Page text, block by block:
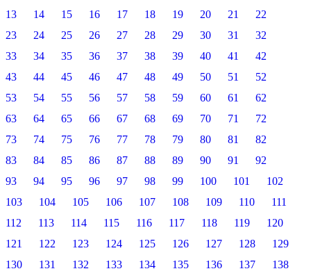
13
14 15 16 17 18 19 20 21
22
23
24 25 26 27 28 29 30 31
32
33
34 35 36 37 38 39 40 41
42
43
44 45 46 47 48 49 50 51
52
53
54 55 56 57 58 59 60 61
62
63
64 65 66 67 68 69 70 71
72
73
74 75 76 77 78 79 80 81
82
83
84 85 86 87 88 89 90 91
92
93
94 95 96 97 98 99 100 101
102
103
104 105 106 107 108 109 110
111
112
113 114 115 116 117 118 119
120
121
122 123 124 125 126 127 128
129
130
131 132 133 134 135 136 137
138